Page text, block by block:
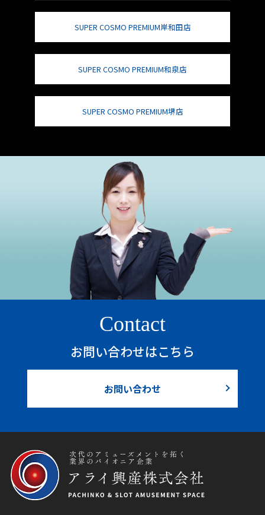
SUPER COSMO PREMIUM岸和田店
SUPER COSMO PREMIUM和泉店
SUPER COSMO PREMIUM堺店
Contact
お問い合わせはこちら
お問い合わせ